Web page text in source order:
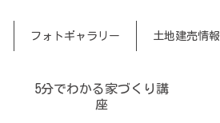
フォトギャラリー 土地建売情報
5分でわかる家づくり講
座